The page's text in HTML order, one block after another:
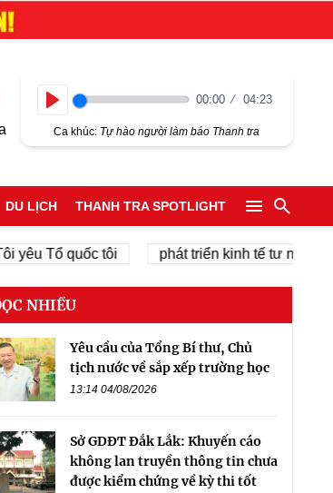
00:00 04:23
Ca khúc: Tự hào người làm báo Thanh tra
DU LỊCH THANH TRA SPOTLIGHT
quốc tôi phát triển kinh tế tư nhân
NHIỀU
Yêu cầu của Tổng Bí thư, Chủ
tịch nước về sắp xếp trường học
13:14 04/08/2026
Sở GDĐT Đắk Lắk: Khuyến cáo
không lan truyền thông tin chưa
được kiểm chứng về kỳ thi tốt